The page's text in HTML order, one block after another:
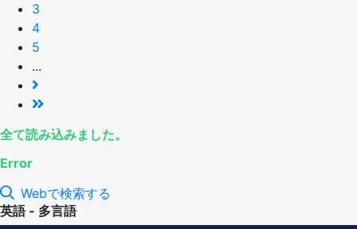
3
4
5
...
全て読み込みました。
Error
Webで検索する
英語 - 多言語